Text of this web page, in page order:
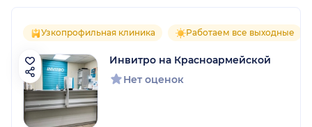
Узкопрофильная клиника Работаем все выходные
Инвитро на Красноармейской
Нет оценок